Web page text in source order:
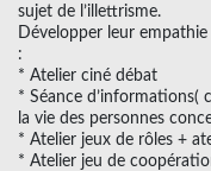
sujet de l’illettrisme.
Développer leur
:
* Atelier ciné débat
* Séance d’informations(
la vie des personnes
* Atelier jeux de rôles +
* Atelier jeu de